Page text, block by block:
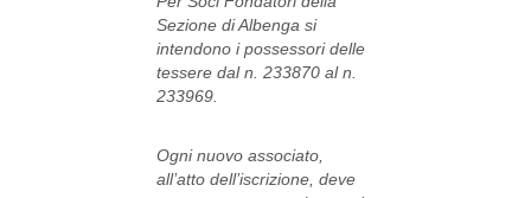
Sezione di Albenga si
intendono i possessori delle
tessere dal n. 233870 al n.
233969.
Ogni nuovo associato,
all’atto dell’iscrizione, deve